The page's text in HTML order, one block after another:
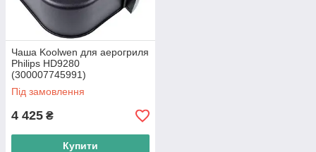
Чаша Koolwen для аерогриля
Philips HD9280
(300007745991)
Під замовлення
4 425 ₴
Купити